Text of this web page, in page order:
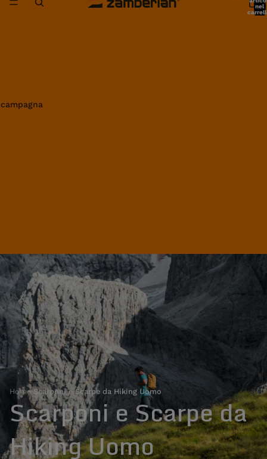
nel
Home›Scarponi e Scarpe da Hiking Uomo
Scarponi e Scarpe da
Hiking Uomo